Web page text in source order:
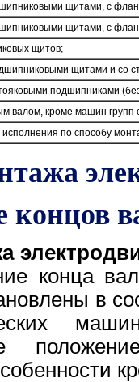
щитами, с
щитами, с
щитов;
щитами и со
подшипниками
валом, кроме машин групп
исполнения по способу
концов
конца
в